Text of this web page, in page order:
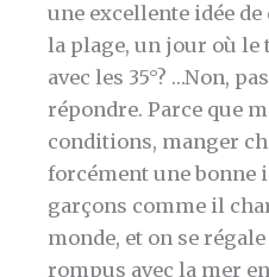
une excellente idée
la plage, un jour où
avec les 35°? …Non,
répondre. Parce que
conditions, manger
forcément une bonne
garçons comme il
monde, et on se
rompus avec la mer